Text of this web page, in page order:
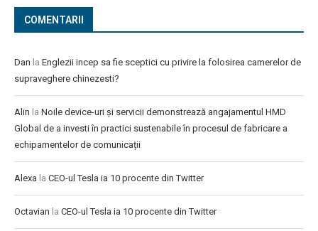
COMENTARII
Dan la Englezii incep sa fie sceptici cu privire la folosirea camerelor de
supraveghere chinezesti?
Alin la Noile device-uri și servicii demonstrează angajamentul HMD
Global de a investi în practici sustenabile în procesul de fabricare a
echipamentelor de comunicații
Alexa la CEO-ul Tesla ia 10 procente din Twitter
Octavian la CEO-ul Tesla ia 10 procente din Twitter